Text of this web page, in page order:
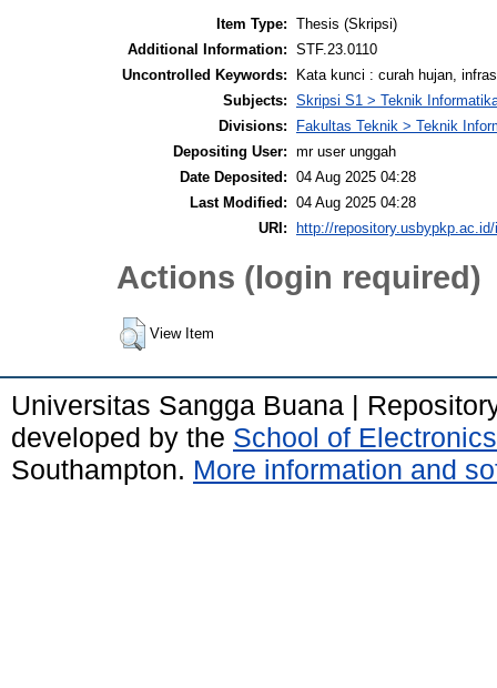
Item Type: Thesis (Skripsi)
Additional Information: STF.23.0110
Uncontrolled Keywords:
Kata kunci : curah hujan,
Subjects: Skripsi S1 > Teknik
Divisions:
Fakultas Teknik > Teknik
Depositing User: mr user unggah
Date Deposited: 04 Aug 2025 04:28
Last Modified: 04 Aug 2025 04:28
URI:
http://
Actions (login required)
View Item
Universitas Sangga Buana |
developed by the School of
Southampton. More information and